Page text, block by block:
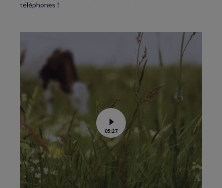
téléphones !
Voir
la
vidéo
de
Biodiversité
la
s’appauvrit
05:27